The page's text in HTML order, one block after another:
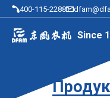
400-115-2288
Since